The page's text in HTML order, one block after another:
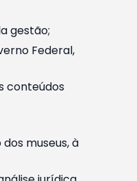
gestão;
Federal,
conteúdos
museus, à